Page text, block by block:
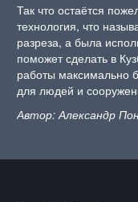
Так что остаётся
технология, что
разреза, а была
поможет сделать в
работы максимально
для людей и
Автор: Александр